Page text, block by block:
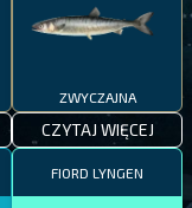
ZWYCZAJNA
CZYTAJ WIĘCEJ
FIORD LYNGEN